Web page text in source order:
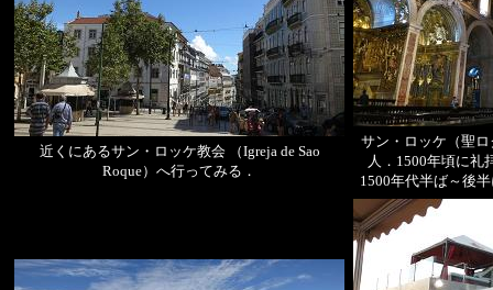
近くにあるサン・ロッケ教会 （Igreja de Sao
Roque）へ行ってみる．
サン・ロッケ（聖
人．1500年頃に礼
1500年代半ば～後